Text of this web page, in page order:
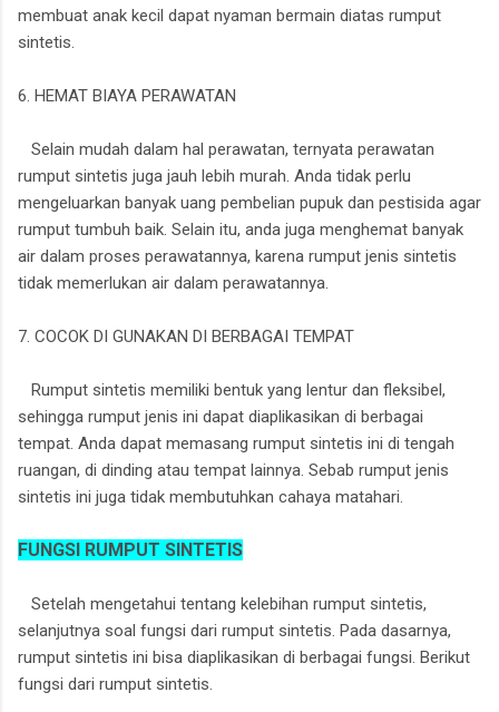
membuat anak kecil dapat nyaman bermain diatas rumput
sintetis.
6. HEMAT BIAYA PERAWATAN
Selain mudah dalam hal perawatan, ternyata perawatan
rumput sintetis juga jauh lebih murah. Anda tidak perlu
mengeluarkan banyak uang pembelian pupuk dan pestisida agar
rumput tumbuh baik. Selain itu, anda juga menghemat banyak
air dalam proses perawatannya, karena rumput jenis sintetis
tidak memerlukan air dalam perawatannya.
7. COCOK DI GUNAKAN DI BERBAGAI TEMPAT
Rumput sintetis memiliki bentuk yang lentur dan fleksibel,
sehingga rumput jenis ini dapat diaplikasikan di berbagai
tempat. Anda dapat memasang rumput sintetis ini di tengah
ruangan, di dinding atau tempat lainnya. Sebab rumput jenis
sintetis ini juga tidak membutuhkan cahaya matahari.
FUNGSI RUMPUT SINTETIS
Setelah mengetahui tentang kelebihan rumput sintetis,
selanjutnya soal fungsi dari rumput sintetis. Pada dasarnya,
rumput sintetis ini bisa diaplikasikan di berbagai fungsi. Berikut
fungsi dari rumput sintetis.